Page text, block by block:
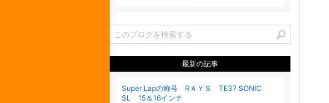
最新の記事
Super Lapの称号 RＡＹＳ TE37 SONIC
SL 15＆16インチ